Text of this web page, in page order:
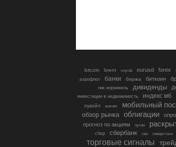
bitcoin brent cnyrub eurusd forex
аэрофлот банки биржа биткоин
гмк норникель дивиденды
инвестиции в недвижимость индекс мб
лукойл магнит мобильный
обзор рынка облигации
прогноз по акциям
путин
сбер сбербанк сво северсталь
торговые сигналы